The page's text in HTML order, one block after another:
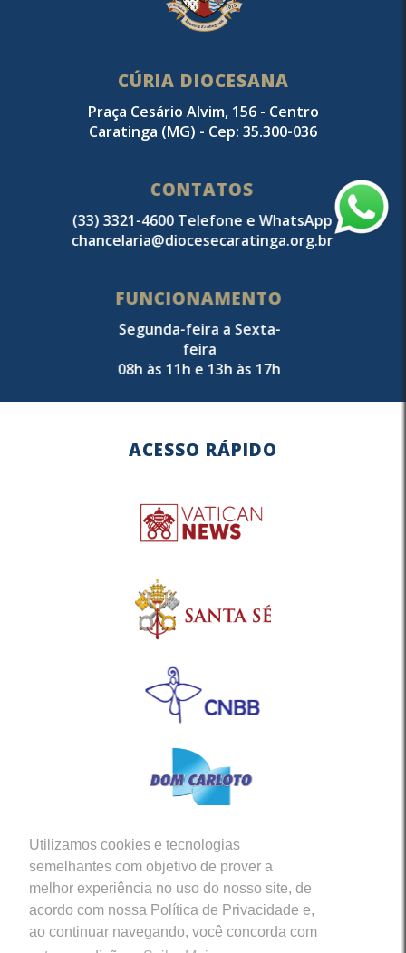
Utilizamos cookies e tecnologias
semelhantes com objetivo de prover a
melhor experiência no uso do nosso site, de
acordo com nossa Política de Privacidade e,
ao continuar navegando, você concorda com
CÚRIA DIOCESANA
Praça Cesário Alvim, 156 - Centro
Caratinga (MG) - Cep: 35.300-036
CONTATOS
(33) 3321-4600 Telefone e WhatsApp
chancelaria@diocesecaratinga.org.br
FUNCIONAMENTO
Segunda-feira a Sexta-
feira
08h às 11h e 13h às 17h
ACESSO RÁPIDO
Siga-nos em nossas Redes Sociais